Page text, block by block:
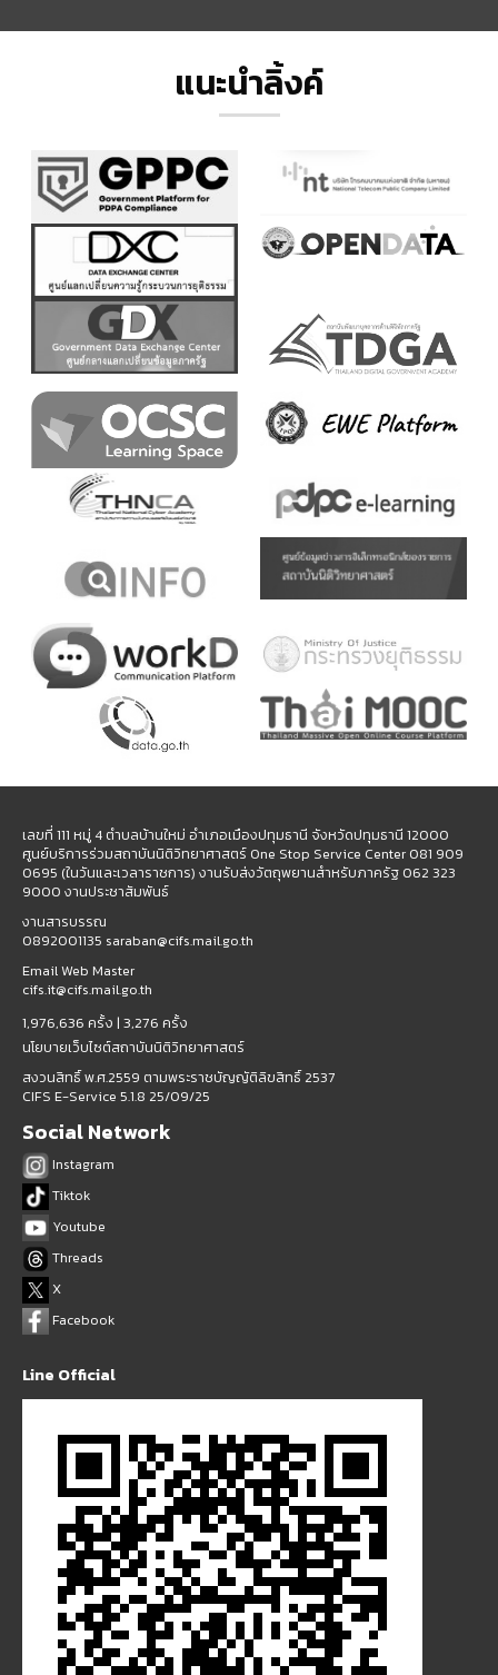
แนะนำลิ้งค์
เลขที่ 111 หมู่ 4 ตำบลบ้านใหม่ อำเภอเมืองปทุมธานี จังหวัดปทุมธานี 12000
ศูนย์บริการร่วมสถาบันนิติวิทยาศาสตร์ One Stop Service Center 081 909
0695 (ในวันและเวลาราชการ) งานรับส่งวัตถุพยานสำหรับภาครัฐ 062 323
9000 งานประชาสัมพันธ์
งานสารบรรณ
0892001135 saraban@cifs.mail.go.th
Email Web Master
cifs.it@cifs.mail.go.th
1,976,636 ครั้ง | 3,276 ครั้ง
นโยบายเว็บไซต์สถาบันนิติวิทยาศาสตร์
สงวนสิทธิ์ พ.ศ.2559 ตามพระราชบัญญัติลิขสิทธิ์ 2537
CIFS E-Service 5.1.8 25/09/25
Social Network
Instagram
Tiktok
Youtube
Threads
X
Facebook
Line Official